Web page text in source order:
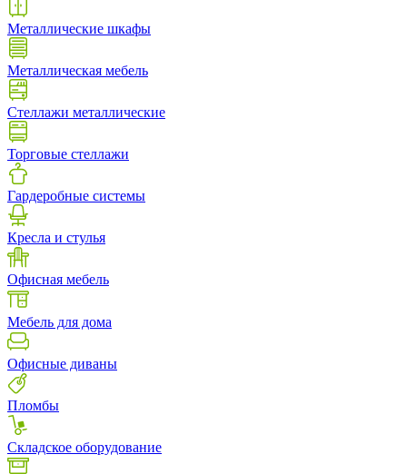
Металлические шкафы
Металлическая мебель
Стеллажи металлические
Торговые стеллажи
Гардеробные системы
Кресла и стулья
Офисная мебель
Мебель для дома
Офисные диваны
Пломбы
Складское оборудование